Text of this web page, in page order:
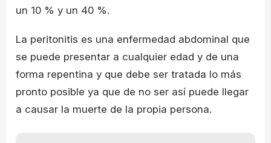
un 10 % y un 40 %.
La peritonitis es una enfermedad abdominal que
se puede presentar a cualquier edad y de una
forma repentina y que debe ser tratada lo más
pronto posible ya que de no ser así puede llegar
a causar la muerte de la propia persona.